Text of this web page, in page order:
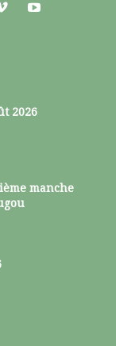
2026
manche